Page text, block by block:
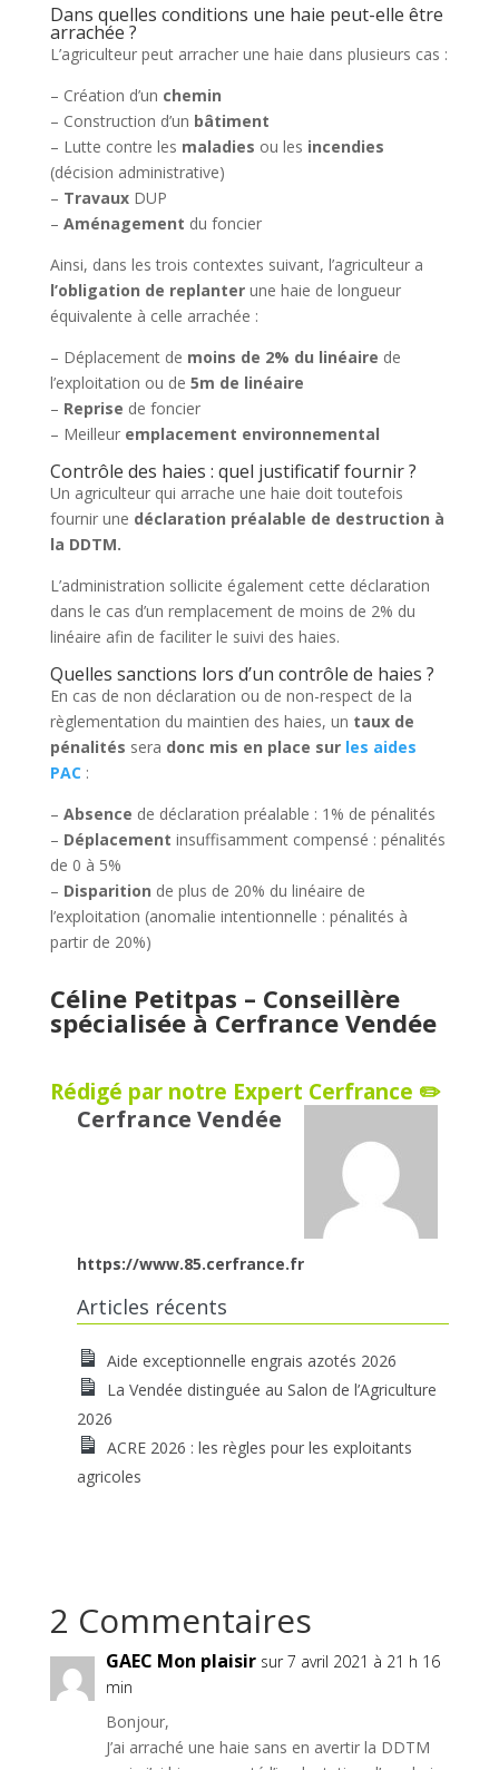
Dans quelles conditions une haie peut-elle être
arrachée ?
L’agriculteur peut arracher une haie dans plusieurs cas :
– Création d’un chemin
– Construction d’un bâtiment
– Lutte contre les maladies ou les incendies
(décision administrative)
– Travaux DUP
– Aménagement du foncier
Ainsi, dans les trois contextes suivant, l’agriculteur a
l’obligation de replanter une haie de longueur
équivalente à celle arrachée :
– Déplacement de moins de 2% du linéaire de
l’exploitation ou de 5m de linéaire
– Reprise de foncier
– Meilleuremplacement environnemental
Contrôle des haies : quel justificatif fournir ?
Un agriculteur qui arrache une haie doit toutefois
fournir une déclaration préalable de destruction à
la DDTM.
L’administration sollicite également cette déclaration
dans le cas d’un remplacement de moins de 2% du
linéaire afin de faciliter le suivi des haies.
Quelles sanctions lors d’un contrôle de haies ?
En cas de non déclaration ou de non-respect de la
règlementation du maintien des haies, un taux de
pénalités sera donc mis en place sur les aides
PAC :
– Absence de déclaration préalable : 1% de pénalités
– Déplacement insuffisamment compensé : pénalités
de 0 à 5%
– Disparition de plus de 20% du linéaire de
l’exploitation (anomalie intentionnelle : pénalités à
partir de 20%)
Céline Petitpas – Conseillère
spécialisée à Cerfrance Vendée
Rédigé par notre Expert Cerfrance ✏️
Cerfrance Vendée
https://www.85.cerfrance.fr
Articles récents
Aide exceptionnelle engrais azotés 2026
La Vendée distinguée au Salon de l’Agriculture
2026
ACRE 2026 : les règles pour les exploitants
agricoles
2 Commentaires
GAEC Mon plaisir sur 7 avril 2021 à 21 h 16
min
Bonjour,
J’ai arraché une haie sans en avertir la DDTM